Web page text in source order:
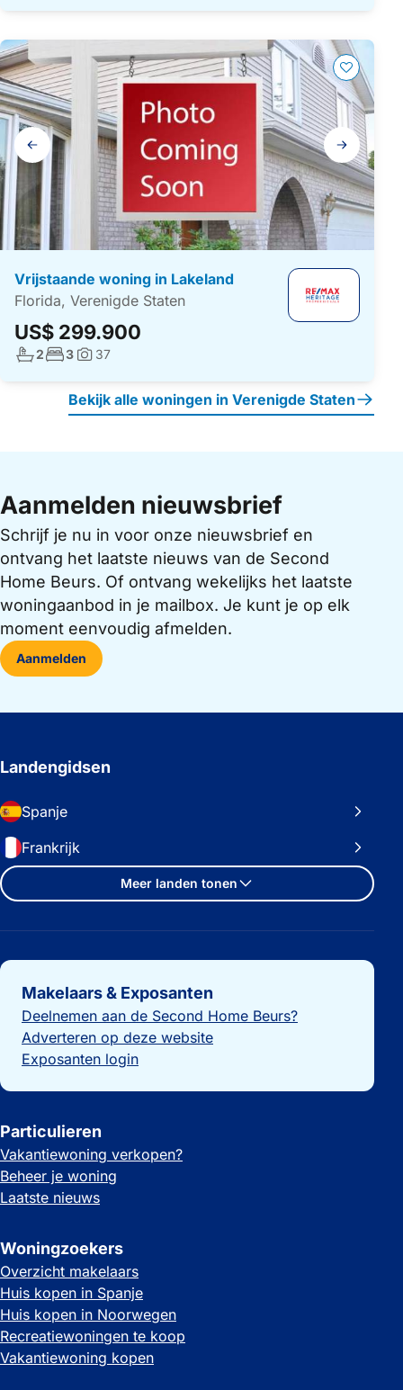
Galerij
navigatie
Vrijstaande woning in Lakeland
Florida, Verenigde Staten
US$ 299.900
Aantal badkamers:
2Aantal slaapkamers:
3Foto's:
37
Bekijk alle woningen in Verenigde Staten
Aanmelden nieuwsbrief
Schrijf je nu in voor onze nieuwsbrief en
ontvang het laatste nieuws van de Second
Home Beurs. Of ontvang wekelijks het laatste
woningaanbod in je mailbox. Je kunt je op elk
moment eenvoudig afmelden.
Aanmelden
Landengidsen
Spanje
Frankrijk
Meer landen tonen
Belangrijke links
Makelaars & Exposanten
Deelnemen aan de Second Home Beurs?
Adverteren op deze website
Exposanten login
Particulieren
Vakantiewoning verkopen?
Beheer je woning
Laatste nieuws
Woningzoekers
Overzicht makelaars
Huis kopen in Spanje
Huis kopen in Noorwegen
Recreatiewoningen te koop
Vakantiewoning kopen